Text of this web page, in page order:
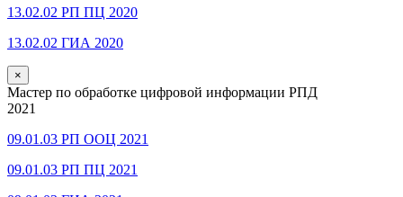
13.02.02 РП ПЦ 2020
13.02.02 ГИА 2020
×
Мастер по обработке цифровой информации РПД
2021
09.01.03 РП ООЦ 2021
09.01.03 РП ПЦ 2021